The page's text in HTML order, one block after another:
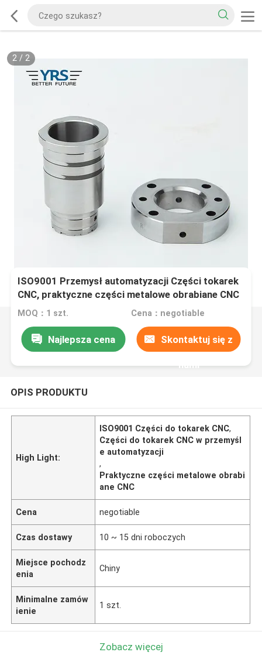
2/ 2
ISO9001 Przemysł automatyzacji Części tokarek
CNC, praktyczne części metalowe obrabiane CNC
MOQ：1 szt. Cena：negotiable
Najlepsza cena Skontaktuj się z
nami
OPIS PRODUKTU
High Light:
ISO9001 Części do tokarek CNC,
Części do tokarek CNC w przemyśl
e automatyzacji
,
Praktyczne części metalowe obrabi
ane CNC
Cena negotiable
Czas dostawy 10 ~ 15 dni roboczych
Miejsce pochodz
enia
Chiny
Minimalne zamów
ienie
1 szt.
Zobacz więcej